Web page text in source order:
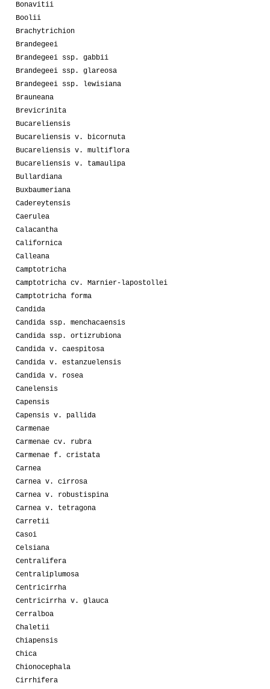
Bonavitii
Boolii
Brachytrichion
Brandegeei
Brandegeei ssp. gabbii
Brandegeei ssp. glareosa
Brandegeei ssp. lewisiana
Brauneana
Brevicrinita
Bucareliensis
Bucareliensis v. bicornuta
Bucareliensis v. multiflora
Bucareliensis v. tamaulipa
Bullardiana
Buxbaumeriana
Cadereytensis
Caerulea
Calacantha
Californica
Calleana
Camptotricha
Camptotricha cv. Marnier-lapostollei
Camptotricha forma
Candida
Candida ssp. menchacaensis
Candida ssp. ortizrubiona
Candida v. caespitosa
Candida v. estanzuelensis
Candida v. rosea
Canelensis
Capensis
Capensis v. pallida
Carmenae
Carmenae cv. rubra
Carmenae f. cristata
Carnea
Carnea v. cirrosa
Carnea v. robustispina
Carnea v. tetragona
Carretii
Casoi
Celsiana
Centralifera
Centraliplumosa
Centricirrha
Centricirrha v. glauca
Cerralboa
Chaletii
Chiapensis
Chica
Chionocephala
Cirrhifera